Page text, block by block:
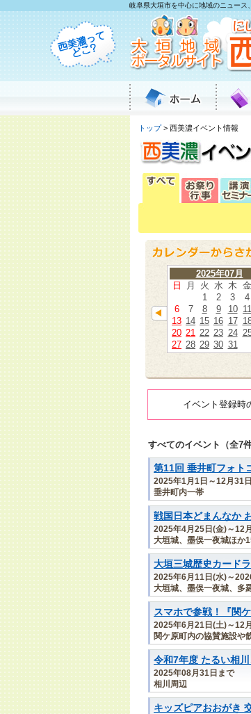
岐阜県大垣市を中心に地域のニュース
トップ> 西美濃イベント情報
2025年07月
日
月 火 水 木 金
1
2 3 4
6
7 8 9 10 11
13 14 15 16 17
20 21 22 23 24
27 28 29 30 31
イベント登録時
すべてのイベント（全7件
第11回 垂井町フォト
2025年1月1日～12月31日
垂井町内一帯
戦国日本どまんなか
2025年4月25日(金)～12
大垣城、墨俣一夜城ほか
大垣三城歴史カード
2025年6月11日(水)～
大垣城、墨俣一夜城、多
スマホで参戦！『関
2025年6月21日(土)～12
関ケ原町内の協賛施設
令和7年度 たるい相
2025年08月31日まで
相川周辺
キッズピアおおがき